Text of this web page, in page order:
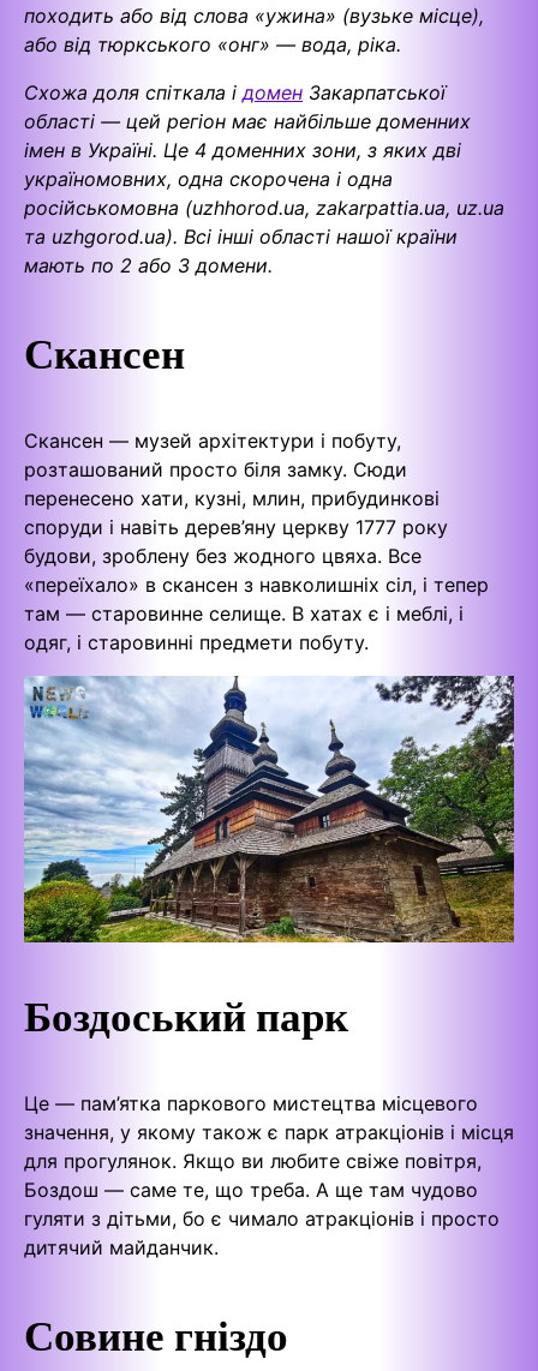
походить або від слова «ужина» (вузьке місце),
або від тюркського «онг» — вода, ріка.
Схожа доля спіткала і домен Закарпатської
області — цей регіон має найбільше доменних
імен в Україні. Це 4 доменних зони, з яких дві
україномовних, одна скорочена і одна
російськомовна (uzhhorod.ua, zakarpattia.ua, uz.ua
та uzhgorod.ua). Всі інші області нашої країни
мають по 2 або 3 домени.
Скансен
Скансен — музей архітектури і побуту,
розташований просто біля замку. Сюди
перенесено хати, кузні, млин, прибудинкові
споруди і навіть дерев’яну церкву 1777 року
будови, зроблену без жодного цвяха. Все
«переїхало» в скансен з навколишніх сіл, і тепер
там — старовинне селище. В хатах є і меблі, і
одяг, і старовинні предмети побуту.
Боздоський парк
Це — пам’ятка паркового мистецтва місцевого
значення, у якому також є парк атракціонів і місця
для прогулянок. Якщо ви любите свіже повітря,
Боздош — саме те, що треба. А ще там чудово
гуляти з дітьми, бо є чимало атракціонів і просто
дитячий майданчик.
Совине гніздо